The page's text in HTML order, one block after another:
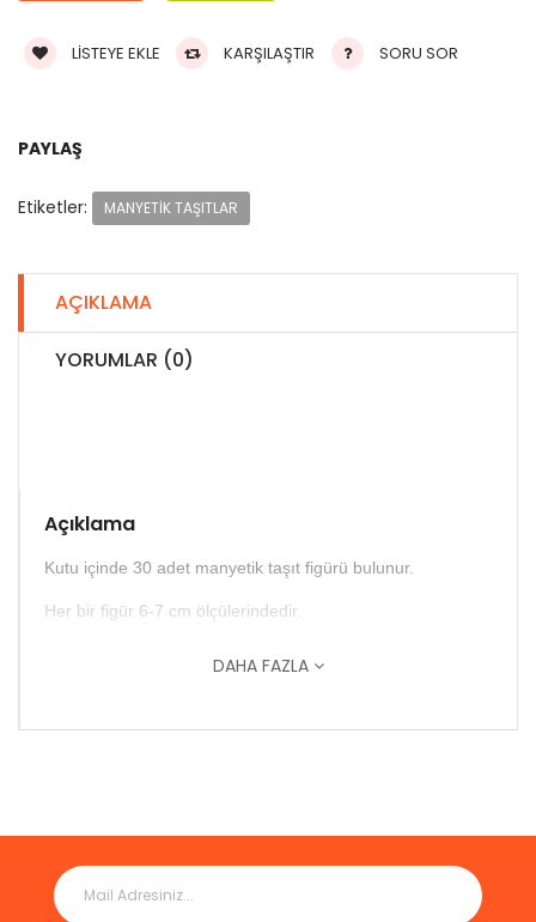
LISTEYE EKLE KARŞILAŞTIR SORU SOR
PAYLAŞ
Etiketler: MANYETIK TAŞITLAR
AÇIKLAMA
YORUMLAR (0)
Açıklama
Kutu içinde 30 adet manyetik taşıt figürü bulunur.
Her bir figür 6-7 cm ölçülerindedir.
DAHA FAZLA